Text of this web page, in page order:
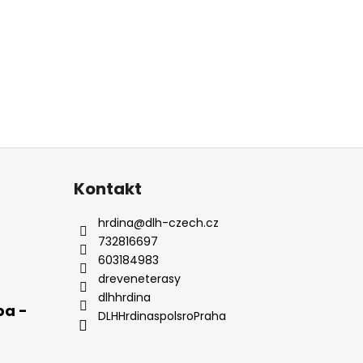
-
Kontakt
hrdina@dlh-czech.cz
732816697
603184983
dreveneterasy
dlhhrdina
DLHHrdinaspolsroPraha